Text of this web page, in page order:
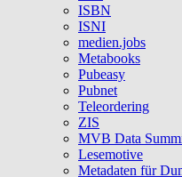
ISBN
ISNI
medien.jobs
Metabooks
Pubeasy
Pubnet
Teleordering
ZIS
MVB Data
Lesemotive
Metadaten für